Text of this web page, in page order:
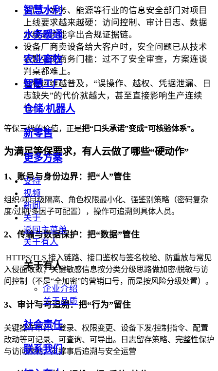
智慧水利
水务暖通
农业畜牧
智慧工厂
仓储/机器人
新零售
更多方案
支持
视频
新闻
关于
返回主菜单
关于有人
关于有人
企业介绍
关于品质
社会责任
联系我们
工厂、水务、能源等行业的信息安全部门对项目
上线要求越来越硬：访问控制、审计日志、数据
分级必须能拿出合规证据链。
设备厂商卖设备给大客户时，安全问题已从技术
话题变成商务门槛：过不了安全审查，方案连谈
判桌都难上。
远程运维越普及，“误操作、越权、凭据泄漏、日
志缺失”的代价就越大，甚至直接影响生产连续
性。
等保三级的价值，正是把“口头承诺”变成“可核验体系”。
为满足等保要求，有人云做了哪些“硬动作”
1、账号与身份边界：把“人”管住
组织/项目级隔离、角色权限最小化、强鉴别策略（密码复杂
度/过期/多因子可配置），操作可追溯到具体人员。
2、传输与数据保护：把“数据”管住
HTTPS/TLS 接入链路、接口鉴权与签名校验、防重放与常见
入侵面收敛；关键敏感信息按分类分级思路做加密/脱敏与访
问控制（不是“全加密”的营销口号，而是按风险分级处置）。
3、审计与可追溯：把“行为”留住
关键操作审计：登录、权限变更、设备下发/控制指令、配置
改动等可记录、可查询、可导出。日志留存策略、完整性保护
与访问限制，支撑事后追溯与安全运营